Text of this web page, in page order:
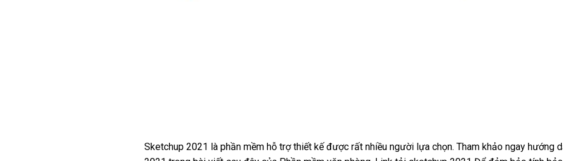
Sketchup 2021 là phần mềm hỗ trợ thiết kế được rất nhiều người lựa chọn. Tham khảo ngay hướng